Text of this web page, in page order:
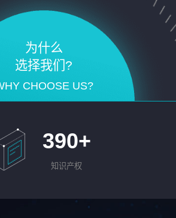
为什么
选择我们?
CHOOSE US?
390+
知识产权